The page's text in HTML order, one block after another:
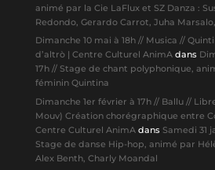
animé par la Cie LaFlux et SZ Danza :
Redondo, Gerardo Carrot, Juha
Dimanche 10 mai à 18h // Musica //
d’altrò | Centre Culturel AnimAdans
17h // Stage de chant polyphonique,
féminin Quintina
Dimanche 1er février à 17h // Ballu //
Mouv) Création chorégraphique entre
Centre Culturel AnimAdans Samedi 31
Stage de danse Hip-hop, animé par
Alex Benth, Charly Moandal